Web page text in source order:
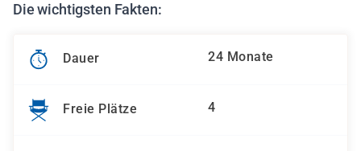
Die wichtigsten Fakten:
Dauer 24 Monate
Freie Plätze 4